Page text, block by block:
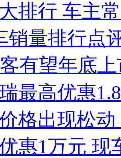
排行 车主
销量排行点
有望年底
最高优惠
格出现松
惠1万元 现